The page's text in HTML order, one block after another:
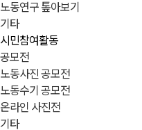
노동연구 톺아보기
기타
시민참여활동
공모전
노동사진 공모전
노동수기 공모전
온라인 사진전
기타